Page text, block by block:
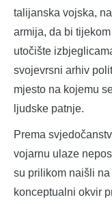
talijanska vojska,
armija, da bi
utočište
svojevrsni arhiv
mjesto na kojemu
ljudske patnje.
Prema
vojarnu ulaze
su prilikom naišli
konceptualni okvir